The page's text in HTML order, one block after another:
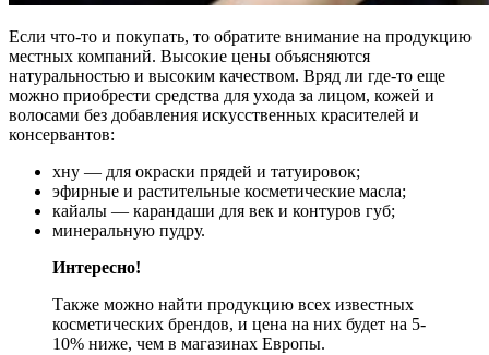
Если что-то и покупать, то обратите внимание на продукцию
местных компаний. Высокие цены объясняются
натуральностью и высоким качеством. Вряд ли где-то еще
можно приобрести средства для ухода за лицом, кожей и
волосами без добавления искусственных красителей и
консервантов:
хну — для окраски прядей и татуировок;
эфирные и растительные косметические масла;
кайалы — карандаши для век и контуров губ;
минеральную пудру.
Интересно!
Также можно найти продукцию всех известных
косметических брендов, и цена на них будет на 5-
10% ниже, чем в магазинах Европы.